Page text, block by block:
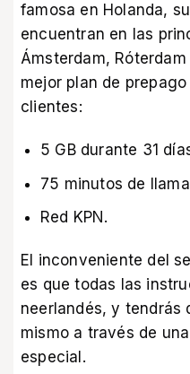
famosa en Holanda,
encuentran en las
Ámsterdam,
mejor plan de
clientes:
5 GB durante 31
75 minutos de
Red KPN.
El inconveniente del
es que todas las
neerlandés, y tendrás
mismo a través de
especial.